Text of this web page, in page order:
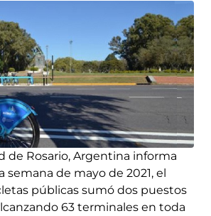
de Rosario, Argentina informa
semana de mayo de 2021, el
públicas sumó dos puestos
63 terminales en toda